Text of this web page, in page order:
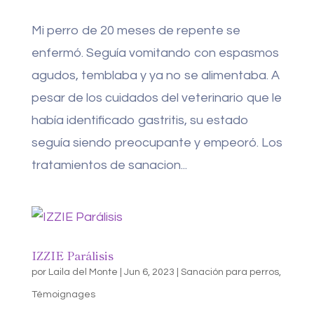
Mi perro de 20 meses de repente se
enfermó. Seguía vomitando con espasmos
agudos, temblaba y ya no se alimentaba. A
pesar de los cuidados del veterinario que le
había identificado gastritis, su estado
seguía siendo preocupante y empeoró. Los
tratamientos de sanacion...
IZZIE Parálisis
por Laila del Monte Jun 6, 2023 Sanación para perros,
Témoignages